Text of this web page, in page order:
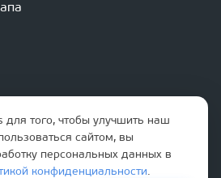
того, чтобы улучшить наш
сайтом, вы
персональных данных в
конфиденциальности.